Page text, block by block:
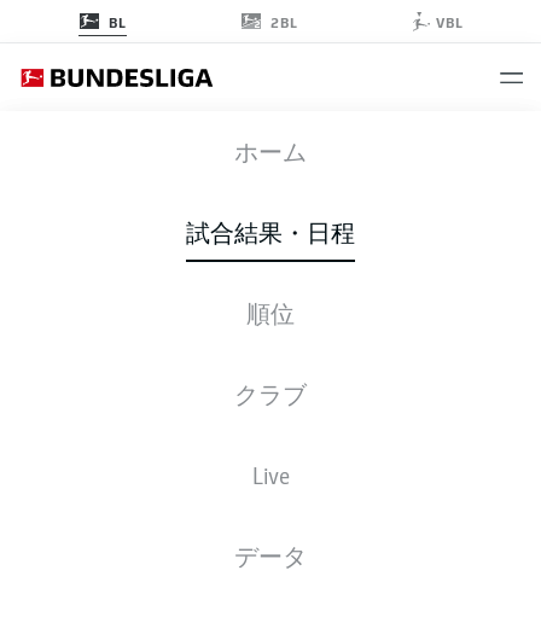
BL 2BL VBL
ホーム
試合結果・日程
順位
クラブ
Live
データ
BVB FCU
スターティングメンバー